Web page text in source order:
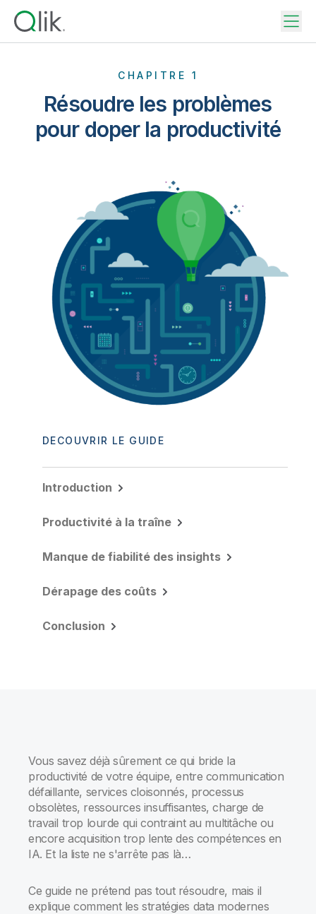
CHAPITRE 1
Résoudre les problèmes
pour doper la productivité
DÉCOUVRIR LE GUIDE
Introduction
Productivité à la traîne
Manque de fiabilité des insights
Dérapage des coûts
Conclusion
Vous savez déjà sûrement ce qui bride la
productivité de votre équipe, entre communication
défaillante, services cloisonnés, processus
obsolètes, ressources insuffisantes, charge de
travail trop lourde qui contraint au multitâche ou
encore acquisition trop lente des compétences en
IA. Et la liste ne s'arrête pas là…
Ce guide ne prétend pas tout résoudre, mais il
explique comment les stratégies data modernes